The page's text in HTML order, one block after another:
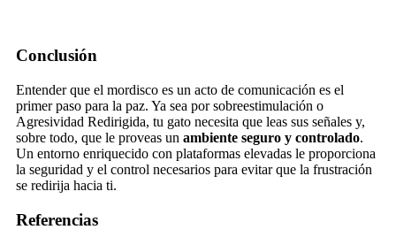
Conclusión
Entender que el mordisco es un acto de comunicación es el
primer paso para la paz. Ya sea por sobreestimulación o
Agresividad Redirigida, tu gato necesita que leas sus señales y,
sobre todo, que le proveas un ambiente seguro y controlado.
Un entorno enriquecido con plataformas elevadas le proporciona
la seguridad y el control necesarios para evitar que la frustración
se redirija hacia ti.
Referencias